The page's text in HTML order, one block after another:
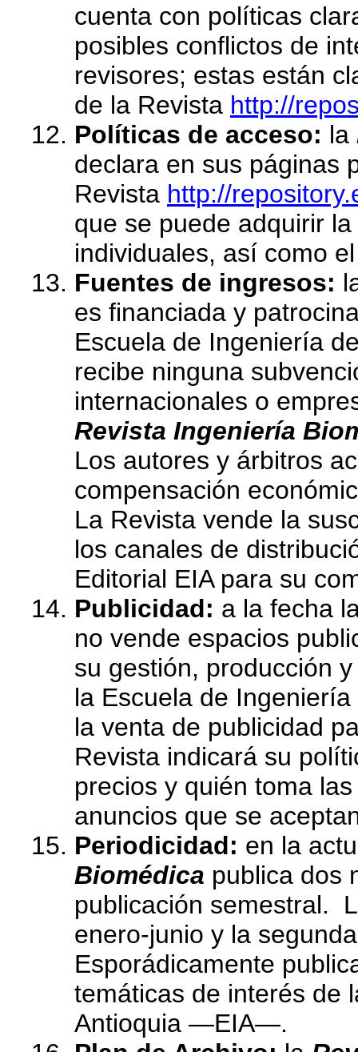
cuenta con políticas
posibles conflictos de
revisores; estas están
de la Revista http://
Políticas de acceso: la
declara en sus páginas
Revista http://
que se puede adquirir
individuales, así como
Fuentes de ingresos:
es financiada y
Escuela de Ingeniería
recibe ninguna
internacionales o
Revista Ingeniería
Los autores y árbitros
compensación
La Revista vende la
los canales de
Editorial EIA para su
Publicidad: a la fecha
no vende espacios
su gestión, producción
la Escuela de
la venta de publicidad
Revista indicará su
precios y quién toma
anuncios que se
Periodicidad: en la
Biomédica publica dos
publicación semestral.
enero-junio y la
Esporádicamente
temáticas de interés de
Antioquia —EIA—.